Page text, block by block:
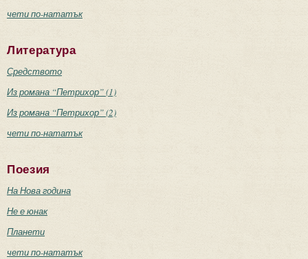
чети по-нататък
Литература
Средството
Из романа “Петрихор” (1)
Из романа “Петрихор” (2)
чети по-нататък
Поезия
На Нова година
Не е юнак
Планети
чети по-нататък